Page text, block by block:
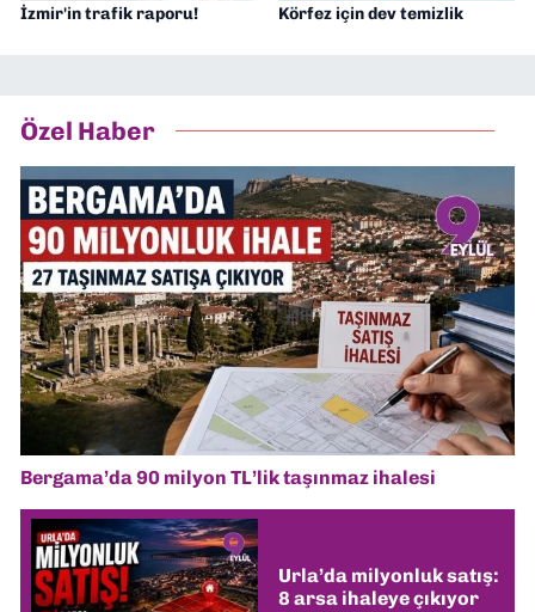
İzmir'in trafik raporu! Körfez için dev temizlik
Özel Haber
Bergama’da 90 milyon TL’lik taşınmaz ihalesi
Urla’da milyonluk satış:
8 arsa ihaleye çıkıyor